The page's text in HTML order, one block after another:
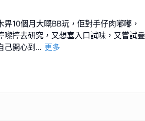
10個月大嘅BB玩，佢對手仔肉嘟嘟，
嚟擰去研究，又想塞入口試味，又嘗試疊
己開心到 ... 更多